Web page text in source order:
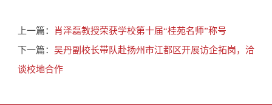
上一篇：
肖泽磊教授荣获学校第十届“桂苑名师”称号
下一篇： 吴丹副校长带队赴扬州市江都区开展访企拓岗，洽
谈校地合作